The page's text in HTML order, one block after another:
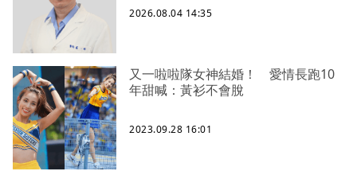
2026.08.04 14:35
又一啦啦隊女神結婚！ 愛情長跑10
年甜喊：黃衫不會脫
2023.09.28 16:01